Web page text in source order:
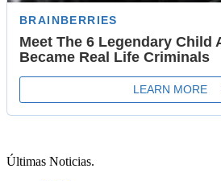
Últimas Noticias.